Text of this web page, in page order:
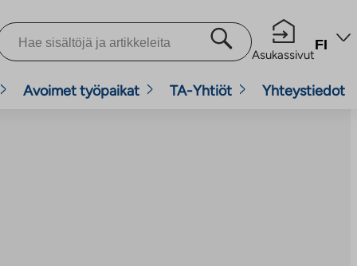
Asukassivut
FI
Avoimet työpaikat TA-Yhtiöt Yhteystiedot